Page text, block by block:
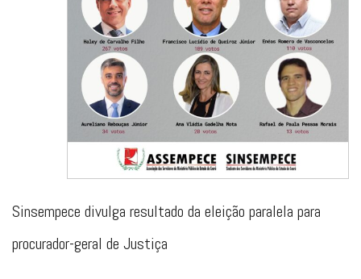
Sinsempece divulga resultado da eleição paralela para
procurador-geral de Justiça